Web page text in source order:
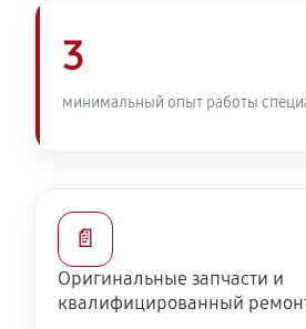
3
минимальный опыт работы
📄
Оригинальные запчасти и
квалифицированный